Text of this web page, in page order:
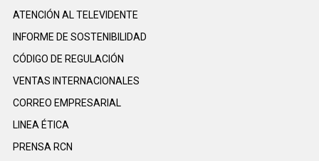
ATENCIÓN AL TELEVIDENTE
INFORME DE SOSTENIBILIDAD
CÓDIGO DE REGULACIÓN
VENTAS INTERNACIONALES
CORREO EMPRESARIAL
LINEA ÉTICA
PRENSA RCN